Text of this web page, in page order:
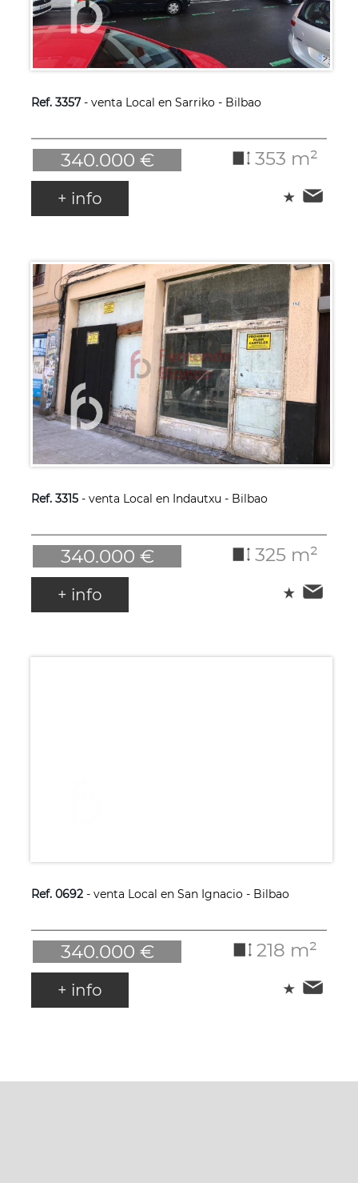
Ref. 3357- venta Local en Sarriko - Bilbao
340.000 € 353 m²
+ info
Ref. 3315- venta Local en Indautxu - Bilbao
340.000 € 325 m²
+ info
Ref. 0692- venta Local en San Ignacio - Bilbao
340.000 € 218 m²
+ info